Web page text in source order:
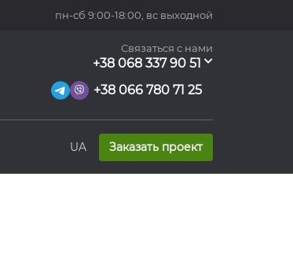
пн-сб 9:00-18:00, вс выходной
Связаться с нами
+38 068 337 90 51
+38 066 780 71 25
UA Заказать проект